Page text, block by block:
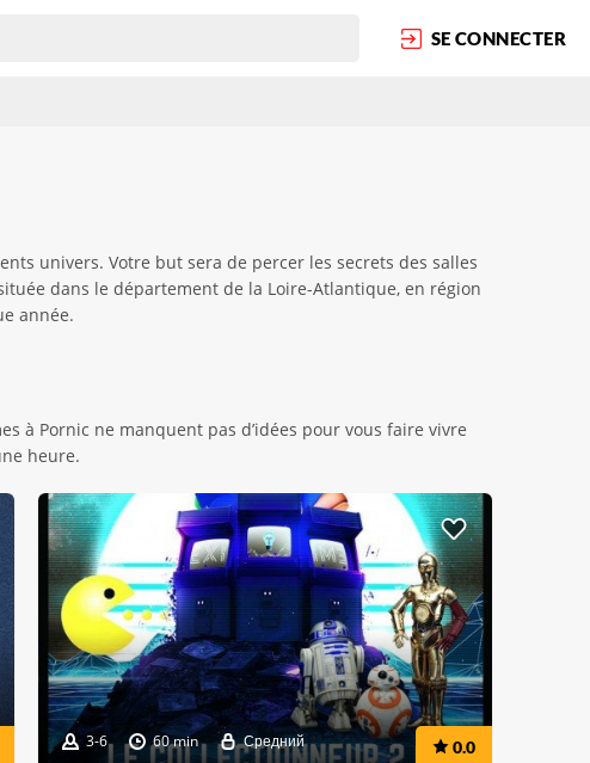
SE CONNECTER
univers. Votre but sera de percer les secrets des salles
dans le département de la Loire-Atlantique, en région
année.
à Pornic ne manquent pas d’idées pour vous faire vivre
heure.
3-6 60 min Средний 0.0